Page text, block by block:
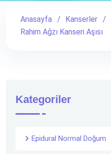
Anasayfa Kanserler
Rahim Ağzı Kanseri Aşısı
Kategoriler
Epidural Normal Doğum